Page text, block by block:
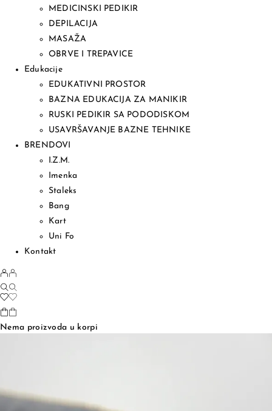
MEDICINSKI PEDIKIR
DEPILACIJA
MASAŽA
OBRVE I TREPAVICE
Edukacije
EDUKATIVNI PROSTOR
BAZNA EDUKACIJA ZA MANIKIR
RUSKI PEDIKIR SA PODODISKOM
USAVRŠAVANJE BAZNE TEHNIKE
BRENDOVI
I.Z.M.
Imenka
Staleks
Bang
Kart
Uni Fo
Kontakt
Nema proizvoda u korpi